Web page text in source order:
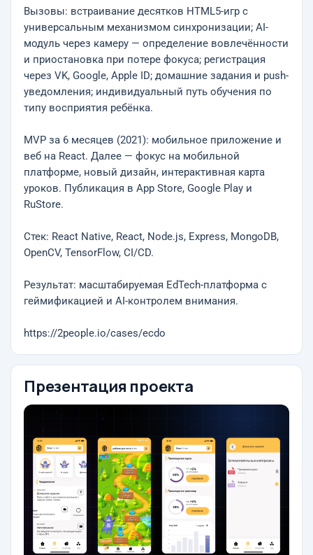
Вызовы: встраивание десятков HTML5-игр с
универсальным механизмом синхронизации; AI-
модуль через камеру — определение вовлечённости
и приостановка при потере фокуса; регистрация
через VK, Google, Apple ID; домашние задания и push-
уведомления; индивидуальный путь обучения по
типу восприятия ребёнка.
MVP за 6 месяцев (2021): мобильное приложение и
веб на React. Далее — фокус на мобильной
платформе, новый дизайн, интерактивная карта
уроков. Публикация в App Store, Google Play и
RuStore.
Стек: React Native, React, Node.js, Express, MongoDB,
OpenCV, TensorFlow, CI/CD.
Результат: масштабируемая EdTech-платформа с
геймификацией и AI-контролем внимания.
https://2people.io/cases/ecdo
Презентация проекта